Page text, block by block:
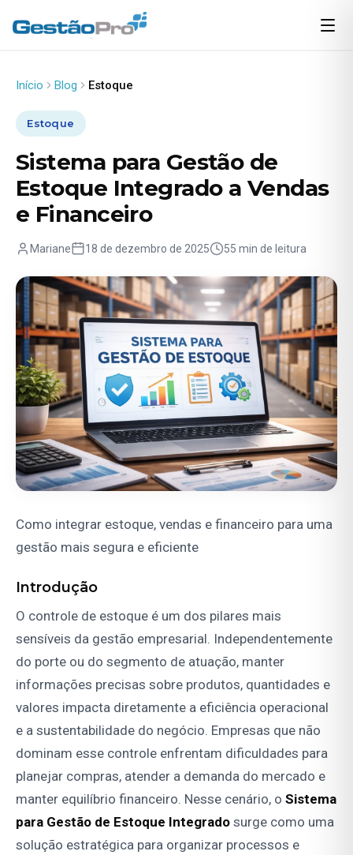
Início Blog Estoque
Estoque
Sistema para Gestão de
Estoque Integrado a Vendas
e Financeiro
Mariane 18 de dezembro de 2025 55 min de leitura
Como integrar estoque, vendas e financeiro para uma
gestão mais segura e eficiente
Introdução
O controle de estoque é um dos pilares mais
sensíveis da gestão empresarial. Independentemente
do porte ou do segmento de atuação, manter
informações precisas sobre produtos, quantidades e
valores impacta diretamente a eficiência operacional
e a sustentabilidade do negócio. Empresas que não
dominam esse controle enfrentam dificuldades para
planejar compras, atender a demanda do mercado e
manter equilíbrio financeiro. Nesse cenário, o Sistema
para Gestão de Estoque Integrado surge como uma
solução estratégica para organizar processos e